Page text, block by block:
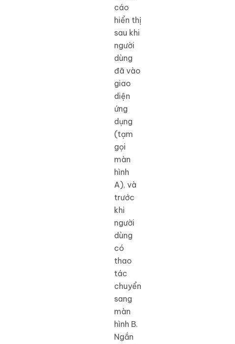
cáo
hiển thị
sau khi
người
dùng
đã vào
giao
diện
ứng
dụng
(tạm
gọi
màn
hình
A), và
trước
khi
người
dùng
có
thao
tác
chuyển
sang
màn
hình B.
Ngắn